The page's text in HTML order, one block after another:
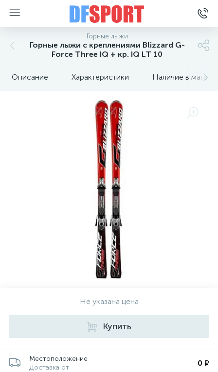
Горные лыжи
Горные лыжи с креплениями Blizzard G-
Force Three IQ + кр. IQ LT 10
Описание Характеристики Наличие в
Не указана цена
Купить
Местоположение
Доставка от
0 ₽